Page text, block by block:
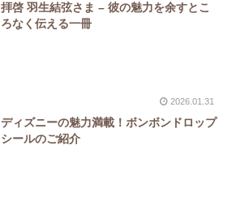
拝啓 羽生結弦さま – 彼の魅力を余すとこ
ろなく伝える一冊
2026.01.31
ディズニーの魅力満載！ボンボンドロップ
シールのご紹介